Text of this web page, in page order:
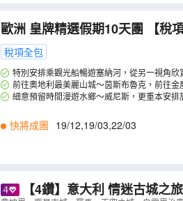
歐洲 皇牌精選假期10天團 【稅
利(茵斯布魯克、施華洛世奇水
FL10MD
稅項全包
特別安排乘觀光船暢遊塞納河，從另一視角欣
前往奧地利最美麗山城～茵斯布魯克，前往金
細意預留時間漫遊水鄉～威尼斯，更重本安排
快將成團 19/12,19/03,22/03
【4鑽】意大利 情迷古城之